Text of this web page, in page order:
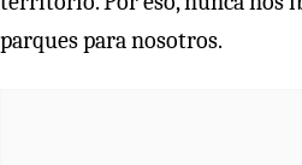
parques para nosotros.